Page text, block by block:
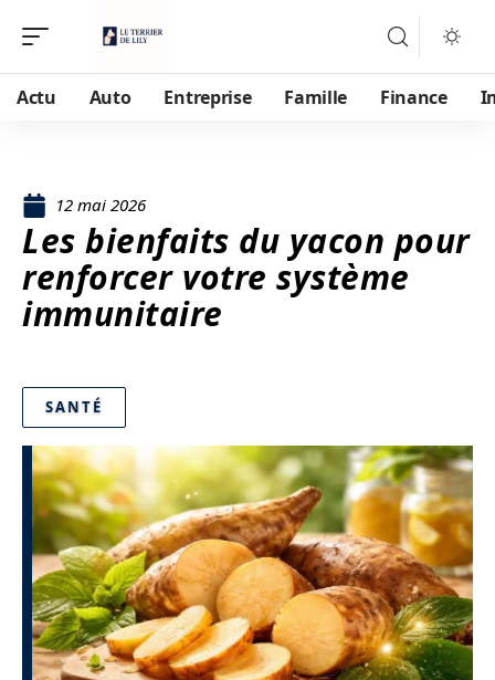
Actu Auto Entreprise Famille Finance
12 mai 2026
Les bienfaits du yacon pour
renforcer votre système
immunitaire
SANTÉ